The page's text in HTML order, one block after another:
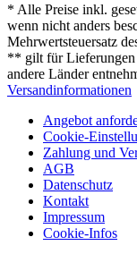
* Alle Preise inkl.
wenn nicht anders
Mehrwertsteuersatz
** gilt für Lieferungen
andere Länder
Versandinformationen
Angebot
Cookie-
Zahlung und
AGB
Datenschutz
Kontakt
Impressum
Cookie-Infos